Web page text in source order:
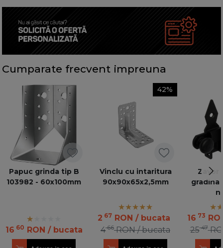
Cumparate frecvent impreuna
Papuc grinda tip B
103982 - 60x100mm
16 60 RON / bucata
42%
Vinclu cu intaritura
90x90x65x2,5mm
2 67 RON / bucata
466 RON / bucata
Zavor
gradina
16 73
2547